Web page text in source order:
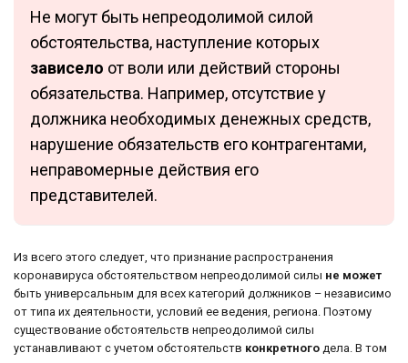
Не могут быть непреодолимой силой
обстоятельства, наступление которых
зависело от воли или действий стороны
обязательства. Например, отсутствие у
должника необходимых денежных средств,
нарушение обязательств его контрагентами,
неправомерные действия его
представителей.
Из всего этого следует, что признание распространения
коронавируса обстоятельством непреодолимой силы не может
быть универсальным для всех категорий должников – независимо
от типа их деятельности, условий ее ведения, региона. Поэтому
существование обстоятельств непреодолимой силы
устанавливают с учетом обстоятельств конкретного дела. В том